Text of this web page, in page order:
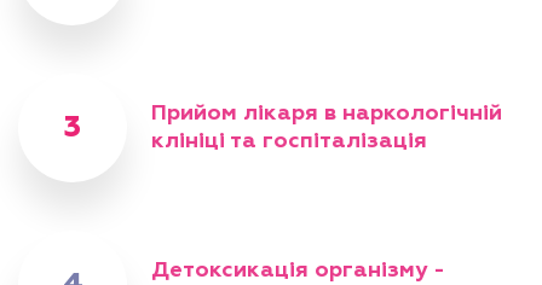
Прийом лікаря в наркологічній
клініці та госпіталізація
Детоксикація організму -